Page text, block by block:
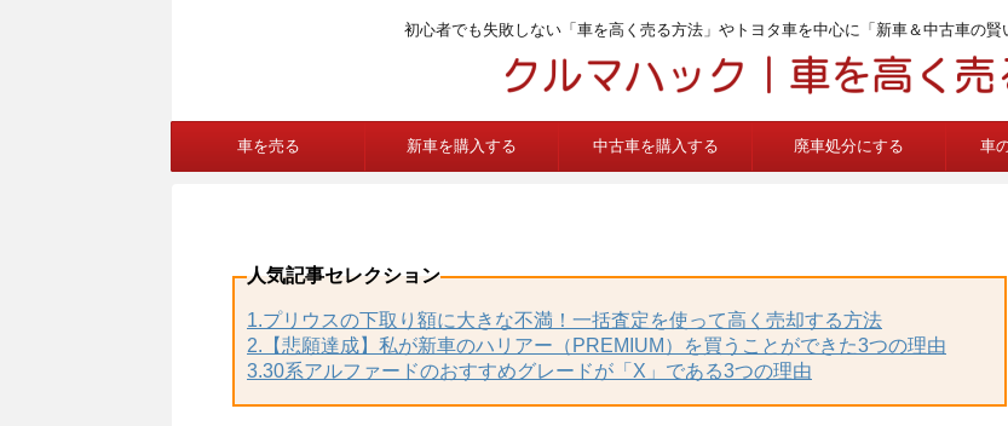
初心者でも失敗しない「車を高く売る方法」やトヨタ車を中心に「新車＆中古車の
車を売る 新車を購入する 中古車を購入する 廃車処分にする 車
人気記事セレクション
1.プリウスの下取り額に大きな不満！一括査定を使って高く売却する方法
2.【悲願達成】私が新車のハリアー（PREMIUM）を買うことができた3つの理由
3.30系アルファードのおすすめグレードが「X」である3つの理由